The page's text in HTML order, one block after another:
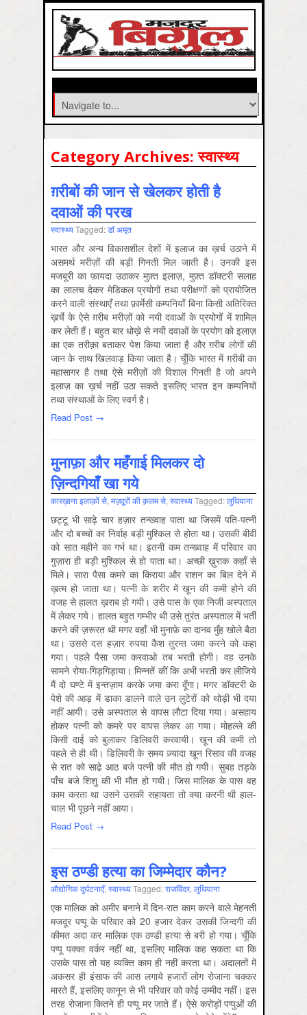
Category Archives:स्‍वास्‍थ्‍य
ग़रीबों की जान से खेलकर होती है
दवाओं की परख
स्‍वास्‍थ्‍यTagged:डॉ अमृत
भारत और अन्य विकासशील देशों में इलाज का ख़र्च उठाने में
असमर्थ मरीज़ों की बड़ी गिनती मिल जाती है। उनकी इस
मजबूरी का फ़ायदा उठाकर मुफ़्त इलाज़, मुफ़्त डॉक्टरी सलाह
का लालच देकर मेडिकल प्रयोगों तथा परीक्षणों को प्रायोजित
करने वाली संस्थाएँ तथा फ़ार्मेसी कम्पनियाँ बिना किसी अतिरिक्त
ख़र्चे के ऐसे ग़रीब मरीज़ों को नयी दवाओं के प्रयोगों में शामिल
कर लेती हैं। बहुत बार धोख़े से नयी दवाओं के प्रयोग को इलाज़
का एक तरीक़ा बताकर पेश किया जाता है और ग़रीब लोगों की
जान के साथ खिलवाड़ किया जाता है। चूँकि भारत में ग़रीबी का
महासागर है तथा ऐसे मरीज़ों की विशाल गिनती है जो अपने
इलाज़ का ख़र्च नहीं उठा सकते इसलिए भारत इन कम्पनियों
तथा संस्थाओं के लिए स्वर्ग है।
Read Post →
मुनाफ़ा और महँगाई मिलकर दो
ज़िन्दगियाँ खा गये
कारख़ाना इलाक़ों से, मज़दूरों की क़लम से, स्‍वास्‍थ्‍यTagged:लुधियाना
छट्टू भी साढ़े चार हज़ार तन्ख्वाह पाता था जिसमें पति-पत्नी
और दो बच्चों का निर्वाह बड़ी मुश्किल से होता था। उसकी बीवी
को सात महीने का गर्भ था। इतनी कम तन्ख्वाह में परिवार का
गुज़ारा ही बड़ी मुश्किल से हो पाता था। अच्छी ख़ुराक कहाँ से
मिले। सारा पैसा कमरे का किराया और राशन का बिल देने में
ख़त्म हो जाता था। पत्नी के शरीर में खून की कमी होने की
वजह से हालत ख़राब हो गयी। उसे पास के एक निजी अस्पताल
में लेकर गये। हालत बहुत गम्भीर थी उसे तुरंत अस्पताल में भर्ती
करने की ज़रूरत थी मगर वहाँ भी मुनाफ़े का दानव मुँह खोले बैठा
था। उससे दस हज़ार रुपया कैश तुरन्त जमा करने को कहा
गया। पहले पैसा जमा करवाओ तब भरती होगी। वह उनके
सामने रोया-गिड़गिड़ाया। मिन्नतें कीं कि अभी भरती कर लीजिये
मैं दो घण्टे में इन्तज़ाम करके जमा करा दूँगा। मगर डॉक्टरी के
पेशे की आड़ में डाका डालने वाले उन लुटेरों को थोड़ी भी दया
नहीं आयी। उसे अस्पताल से वापस लौटा दिया गया। असहाय
होकर पत्नी को कमरे पर वापस लेकर आ गया। मोहल्ले की
किसी दाई को बुलाकर डिलिवरी करवायी। खून की कमी तो
पहले से ही थी। डिलिवरी के समय ज़्यादा खून रिसाव की वजह
से रात को साढे़ आठ बजे पत्नी की मौत हो गयी। सुबह तड़के
पाँच बजे शिशु की भी मौत हो गयी। जिस मालिक के पास वह
काम करता था उसने उसकी सहायता तो क्या करनी थी हाल-
चाल भी पूछने नहीं आया।
Read Post →
इस ठण्डी हत्या का जिम्मेदार कौन?
औद्योगिक दुर्घटनाएँ, स्‍वास्‍थ्‍यTagged:राजविंदर, लुधियाना
एक मालिक को अमीर बनाने में दिन-रात काम करने वाले मेहनती
मजदूर पप्पू के परिवार को 20 हजार देकर उसकी जिन्दगी की
कीमत अदा कर मालिक एक ठण्डी हत्या से बरी हो गया। चूँकि
पप्पू पक्का वर्कर नहीं था, इसलिए मालिक कह सकता था कि
उसके पास तो यह व्यक्ति काम ही नहीं करता था। अदालतों में
अकसर ही इंसाफ की आस लगाये हजारों लोग रोजाना चक्कर
मारते हैं, इसलिए कानून से भी परिवार को कोई उम्मीद नहीं। इस
तरह रोजाना कितने ही पप्पू मर जाते हैं। ऐसे करोड़ों पप्पुओं की